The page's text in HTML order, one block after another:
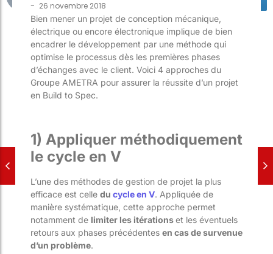
- 26 novembre 2018
Bien mener un projet de conception mécanique,
électrique ou encore électronique implique de bien
encadrer le développement par une méthode qui
optimise le processus dès les premières phases
d’échanges avec le client. Voici 4 approches du
Groupe AMETRA pour assurer la réussite d’un projet
en Build to Spec.
1) Appliquer méthodiquement
le cycle en V
L’une des méthodes de gestion de projet la plus
efficace est celle du cycle en V. Appliquée de
manière systématique, cette approche permet
notamment de limiter les itérationset les éventuels
retours aux phases précédentes en cas de survenue
d’un problème.